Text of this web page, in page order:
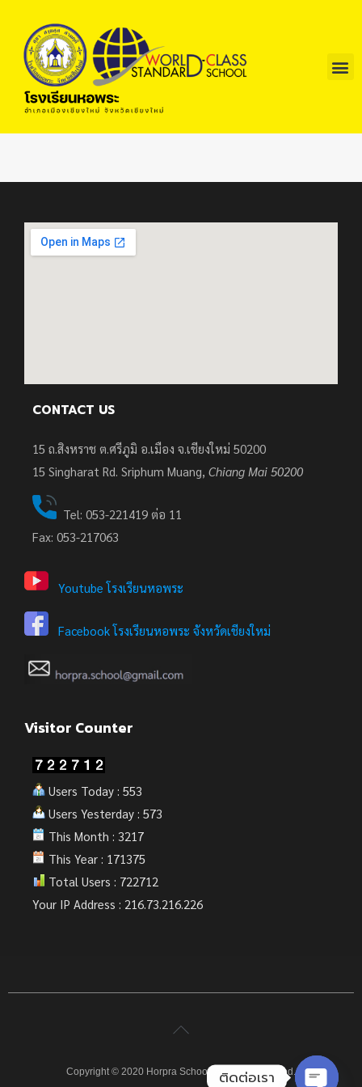
CONTACT US
15 ถ.สิงหราช ต.ศรีภูมิ อ.เมือง จ.เชียงใหม่ 50200
15 Singharat Rd. Sriphum Muang, Chiang Mai 50200
Tel: 053-221419 ต่อ 11
Fax: 053-217063
Youtube โรงเรียนหอพระ
Facebook โรงเรียนหอพระ จังหวัดเชียงใหม่
Visitor Counter
Users Today : 553
Users Yesterday : 573
This Month : 3217
This Year : 171375
Total Users : 722712
Your IP Address : 216.73.216.226
Copyright © 2020 Horpra School. All rights reserved.
ติดต่อเรา